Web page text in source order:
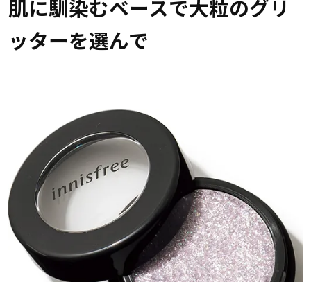
肌に馴染むベースで大粒のグリ
ッターを選んで